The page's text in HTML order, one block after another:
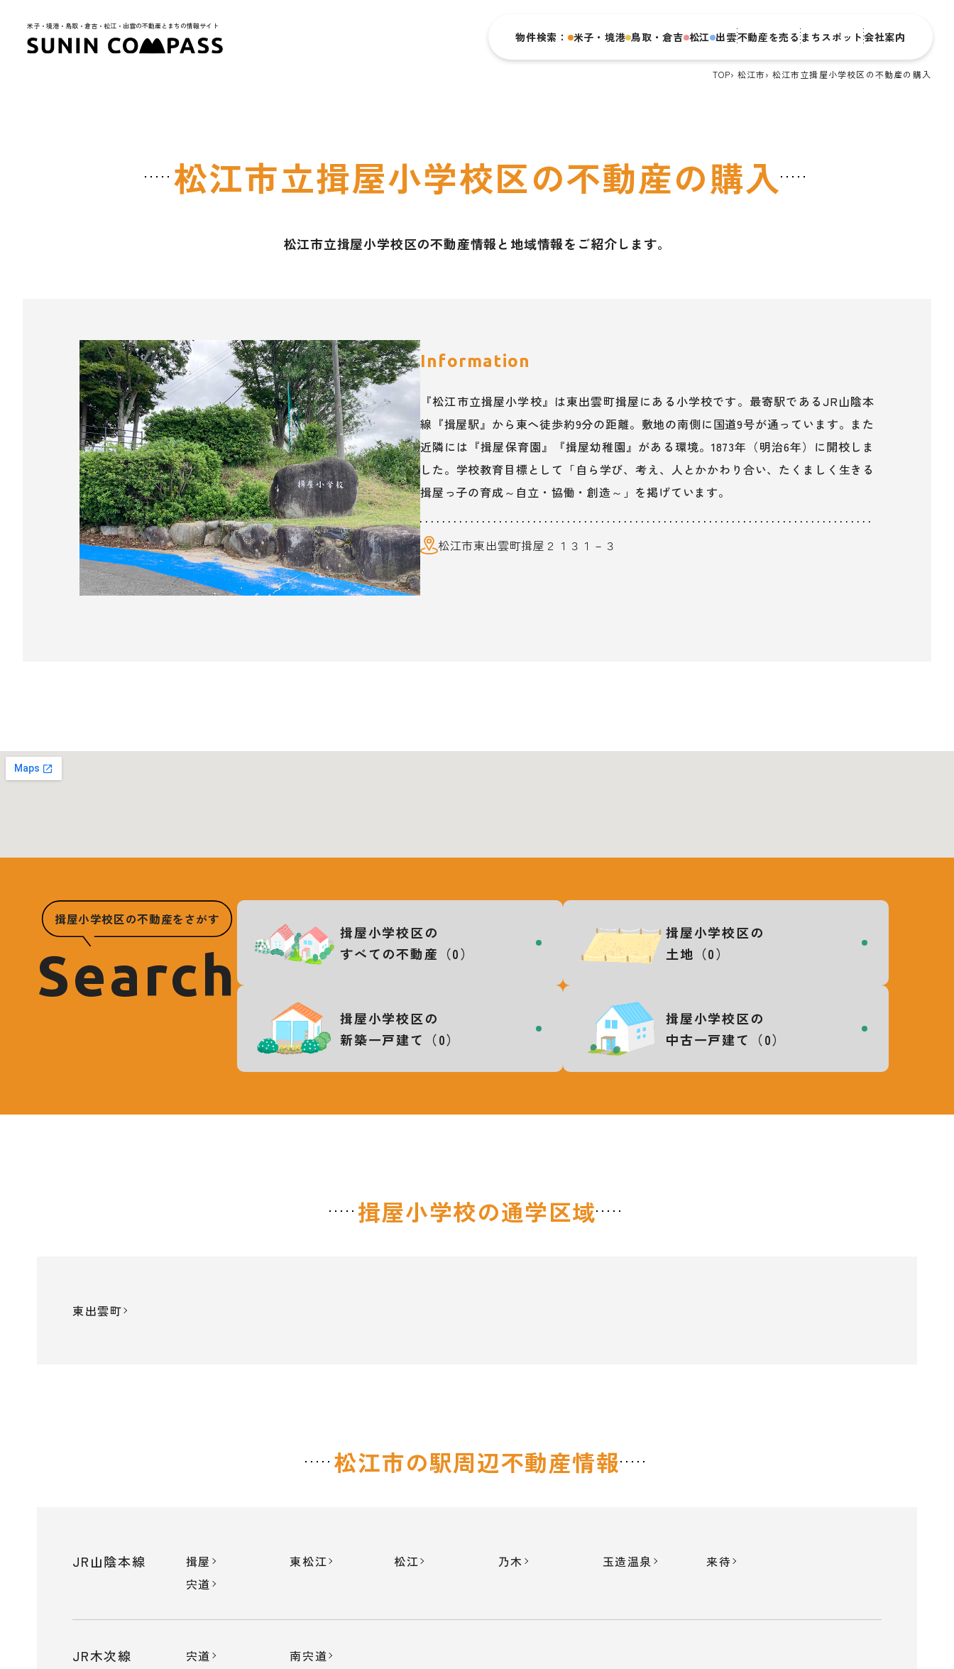
米子・境港・鳥取・倉吉・松江・出雲の不動産とまちの情報サイト
物件検索： 米子・境港 鳥取・倉吉 松江 出雲不動産を売るまちスポット会社案内
TOP 松江市 松江市立揖屋小学校区の不動産の購入
松江市立揖屋小学校区の不動産の購入
松江市立揖屋小学校区の不動産情報と地域情報をご紹介します。
Information
『松江市立揖屋小学校』は東出雲町揖屋にある小学校です。最寄駅であるJR山陰本
線『揖屋駅』から東へ徒歩約9分の距離。敷地の南側に国道9号が通っています。また
近隣には『揖屋保育園』『揖屋幼稚園』がある環境。1873年（明治6年）に開校しま
した。学校教育目標として「自ら学び、考え、人とかかわり合い、たくましく生きる
揖屋っ子の育成～自立・協働・創造～」を掲げています。
松江市東出雲町揖屋２１３１－３
揖屋小学校区の不動産をさがす
Search
揖屋小学校区の
すべての不動産（0）
揖屋小学校区の
土地（0）
揖屋小学校区の
新築一戸建て（0）
揖屋小学校区の
中古一戸建て（0）
揖屋小学校の通学区域
東出雲町
松江市の駅周辺不動産情報
JR山陰本線 揖屋 東松江 松江 乃木 玉造温泉
来待
宍道
JR木次線 宍道 南宍道